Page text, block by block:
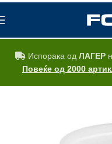
Испорака од ЛАГЕР
Повеќе од 2000